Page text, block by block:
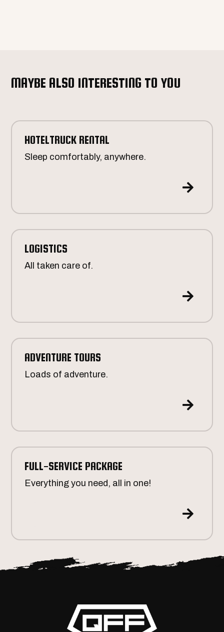
MAYBE ALSO INTERESTING TO YOU
HOTELTRUCK RENTAL
Sleep comfortably, anywhere.

LOGISTICS
All taken care of.

ADVENTURE TOURS
Loads of adventure.

FULL-SERVICE PACKAGE
Everything you need, all in one!
